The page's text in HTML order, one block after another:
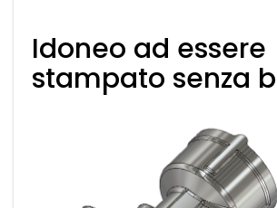
Idoneo ad essere
stampato senza